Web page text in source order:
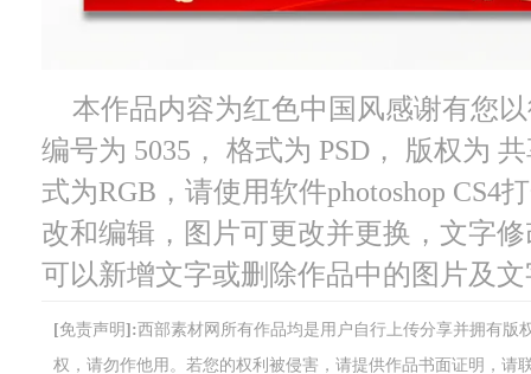
本作品内容为红色中国风感谢有您
编号为 5035， 格式为 PSD， 版权为
式为RGB，请使用软件photoshop CS4
改和编辑，图片可更改并更换，文字
可以新增文字或删除作品中的图片及
[免责声明]:西部素材网所有作品均是用户自行上传分享并拥有
权，请勿作他用。若您的权利被侵害，请提供作品书面证明，请